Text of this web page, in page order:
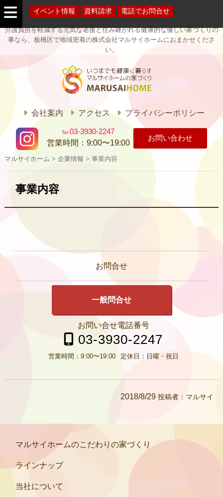
介護負担を軽減する元気な老後と住み継がれる健康的な優しい家づくりの
事なら、板橋区で地域密着の株式会社マルサイホームにおまかせくださ
い。
マルサイホー
会社案内 アクセス プライバシーポリシー
03-3930-2247
営業時間： 9:00〜19:00
お問い合わせ
イベント情報 資料請求 電話でお問合せ
マルサイホーム > 企業情報 > 事業内容
事業内容
お問合せ
一般問合せ
お問い合せ電話番号
03-3930-2247
営業時間： 9:00〜19:00 定休日： 日曜・祝日
2018/8/29 投稿者： マルサイ
マルサイホームのこだわりの家づくり
ラインナップ
当社について